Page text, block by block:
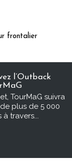
frontalier
l’Outback
TourMaG suivra
plus de 5 000
travers...